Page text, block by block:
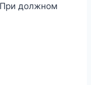
должном